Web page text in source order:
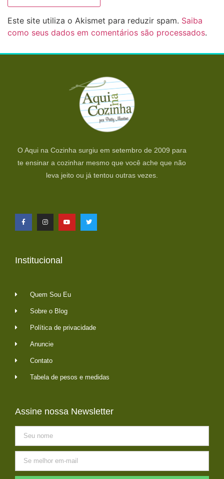
Este site utiliza o Akismet para reduzir spam. Saiba
como seus dados em comentários são processados.
O Aqui na Cozinha surgiu em setembro de 2009 para
te ensinar a cozinhar mesmo que você ache que não
leva jeito ou já tentou outras vezes.
Institucional
Quem Sou Eu
Sobre o Blog
Política de privacidade
Anuncie
Contato
Tabela de pesos e medidas
Assine nossa Newsletter